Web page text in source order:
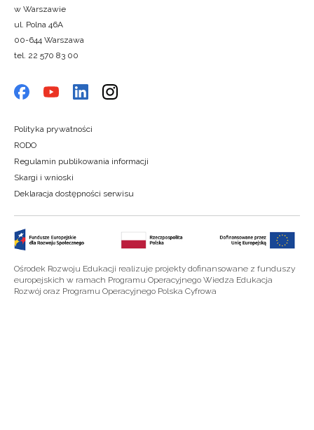
w Warszawie
ul. Polna 46A
00-644 Warszawa
tel. 22 570 83 00
Polityka prywatności
RODO
Regulamin publikowania informacji
Skargi i wnioski
Deklaracja dostępności serwisu
Ośrodek Rozwoju Edukacji realizuje projekty dofinansowane z funduszy
europejskich w ramach Programu Operacyjnego Wiedza Edukacja
Rozwój oraz Programu Operacyjnego Polska Cyfrowa